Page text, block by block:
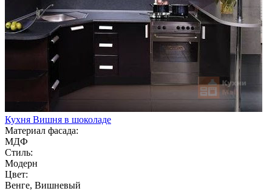
Кухня Вишня в шоколаде
Материал фасада:
МДФ
Стиль:
Модерн
Цвет:
Венге, Вишневый